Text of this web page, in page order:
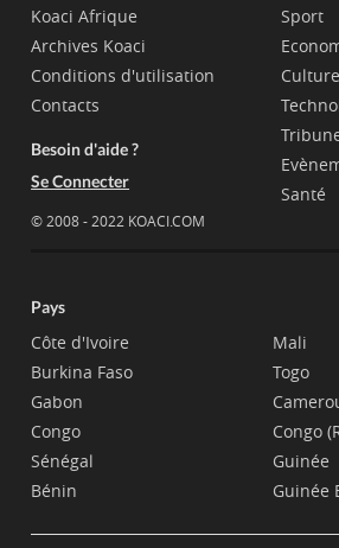
Koaci Afrique
Archives Koaci
Conditions d'utilisation
Contacts
Besoin d'aide ?
Se Connecter
© 2008 - 2022 KOACI.COM
Sport
Culture
Santé
Pays
Côte d'Ivoire
Burkina Faso
Gabon
Congo
Sénégal
Bénin
Mali
Togo
Congo
Guinée
Guinée